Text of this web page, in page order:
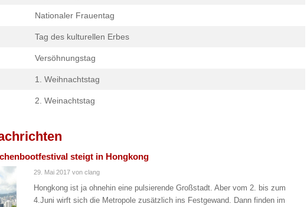
Nationaler Frauentag
Tag des kulturellen Erbes
Versöhnungstag
1. Weihnachtstag
2. Weinachtstag
steigt in Hongkong
29. Mai 2017 von clang
Hongkong ist ja ohnehin eine pulsierende Großstadt. Aber vom 2. bis zum
4.Juni wirft sich die Metropole zusätzlich ins Festgewand. Dann finden im